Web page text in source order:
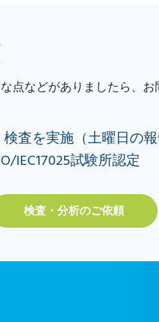
点などがありましたら、お
査を実施（土曜日の報
IEC17025試験所認定
検査・分析のご依頼